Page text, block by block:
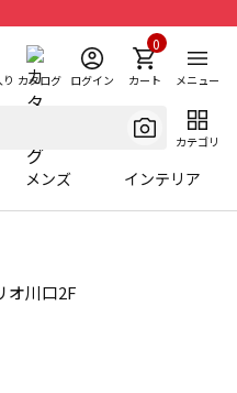
カタログ ログイン カート
0
メニュー
カテゴリ
メンズ インテリア
川口2F